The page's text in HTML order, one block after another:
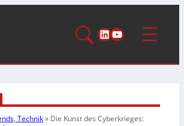
LinkedIn
YouTube
Technik» Die Kunst des Cyberkrieges: